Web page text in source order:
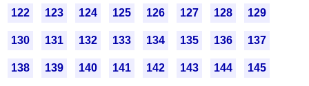
122 123 124 125 126 127 128 129
130 131 132 133 134 135 136 137
138 139 140 141 142 143 144 145